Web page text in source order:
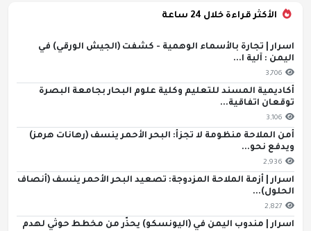
الأكثر قراءة خلال 24 ساعة
اسرار | تجارة بالأسماء الوهمية - كشفت (الجيش الورقي) في
اليمن : آلية ا...
3,706
أكاديمية المسند للتعليم وكلية علوم البحار بجامعة البصرة
توقعان اتفاقية...
3,106
أمن الملاحة منظومة لا تجزأ: البحر الأحمر ينسف (رهانات هرمز)
ويدفع نحو...
2,936
اسرار | أزمة الملاحة المزدوجة: تصعيد البحر الأحمر ينسف (أنصاف
الحلول)...
2,827
اسرار | مندوب اليمن في (اليونسكو) يحذّر من مخطط حوثي لهدم